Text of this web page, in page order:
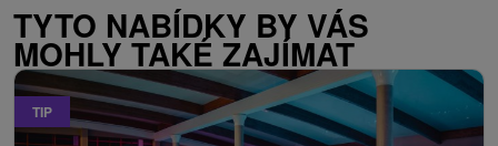
TYTO NABÍDKY BY VÁS
MOHLY TAKÉ ZAJÍMAT
TIP